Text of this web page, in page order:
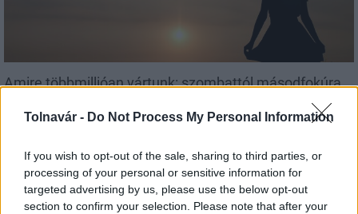
Tolnavár - Do Not Process My Personal Information
If you wish to opt-out of the sale, sharing to third parties, or
processing of your personal or sensitive information for
targeted advertising by us, please use the below opt-out
section to confirm your selection. Please note that after your
Amire többmillióan vártunk: szombattól másodfokúra
Helyi hírek